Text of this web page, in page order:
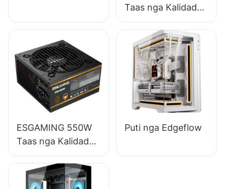
Taas nga Kalidad
85% nga Epektibo
nga Full-Module
80+ Bronse nga
Suplay sa Kuryente
sa Desktop PC
ESB650W
ESGAMING 550W
Taas nga Kalidad
85% nga Epektibo
80+ Bronse nga
Suplay sa Kuryente
Puti nga Edgeflow